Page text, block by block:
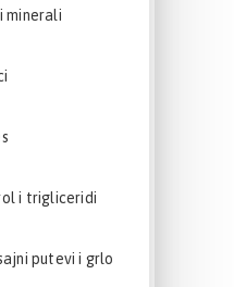
minerali
i trigliceridi
putevi i grlo